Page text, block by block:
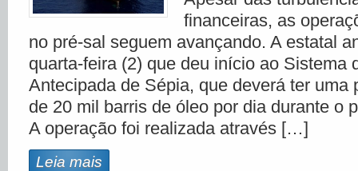
financeiras, as
no pré-sal seguem avançando. A estatal
quarta-feira (2) que deu início ao Sistema
Antecipada de Sépia, que deverá ter uma
de 20 mil barris de óleo por dia durante o
A operação foi realizada através […]
Leia mais